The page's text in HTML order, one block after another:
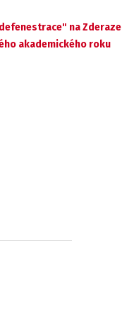
na Zderaze
akademického roku